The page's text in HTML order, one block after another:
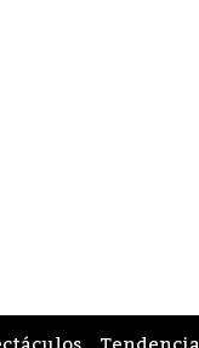
Tendencia